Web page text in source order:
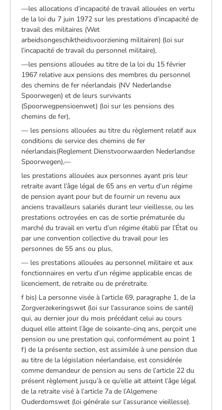
—les allocations d’incapacité de travail allouées en vertu
de la loi du 7 juin 1972 sur les prestations d’incapacité de
travail des militaires (Wet
arbeidsongeschiktheidsvoorziening militairen) (loi sur
l’incapacité de travail du personnel militaire),
—les pensions allouées au titre de la loi du 15 février
1967 relative aux pensions des membres du personnel
des chemins de fer néerlandais (NV Nederlandse
Spoorwegen) et de leurs survivants
(Spoorwegpensioenwet) (loi sur les pensions des
chemins de fer),
— les pensions allouées au titre du règlement relatif aux
conditions de service des chemins de fer
néerlandais(Reglement Dienstvoorwaarden Nederlandse
Spoorwegen),—
les prestations allouées aux personnes ayant pris leur
retraite avant l’âge légal de 65 ans en vertu d’un régime
de pension ayant pour but de fournir un revenu aux
anciens travailleurs salariés durant leur vieillesse, ou les
prestations octroyées en cas de sortie prématurée du
marché du travail en vertu d’un régime établi par l’État ou
par une convention collective du travail pour les
personnes de 55 ans ou plus,
— les prestations allouées au personnel militaire et aux
fonctionnaires en vertu d’un régime applicable encas de
licenciement, de retraite ou de préretraite.
f bis) La personne visée à l’article 69, paragraphe 1, de la
Zorgverzekeringswet (loi sur l’assurance soins de santé)
qui, au dernier jour du mois précédant celui au cours
duquel elle atteint l’âge de soixante-cinq ans, perçoit une
pension ou une prestation qui, conformément au point 1
f) de la présente section, est assimilée à une pension due
au titre de la législation néerlandaise, est considérée
comme demandeur de pension au sens de l’article 22 du
présent règlement jusqu’à ce qu’elle ait atteint l’âge légal
de la retraite visé à l’article 7a de l’Algemene
Ouderdomswet (loi générale sur l’assurance vieillesse).